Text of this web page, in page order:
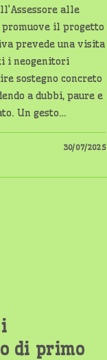
alle
il progetto
prevede una visita
i neogenitori
sostegno concreto
a dubbi, paure e
Un gesto…
30/07/2025
di primo